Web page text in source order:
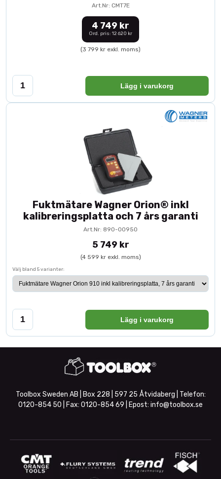
Art.Nr: CMT7E
4 749 kr
Ord. pris: 12 620 kr
(3 799 kr exkl. moms)
Lägg i varukorg
Fuktmätare Wagner Orion® inkl
kalibreringsplatta och 7 års garanti
Art.Nr: 890-00950
5 749 kr
(4 599 kr exkl. moms)
Välj bland 5 varianter:
Lägg i varukorg
Toolbox Sweden AB | Box 228 | 597 25 Åtvidaberg | Telefon:
0120-854 50 | Fax: 0120-854 69 | Epost: info@toolbox.se